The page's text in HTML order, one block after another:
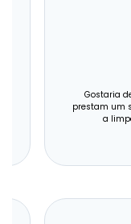
Gostaria
prestam um
a